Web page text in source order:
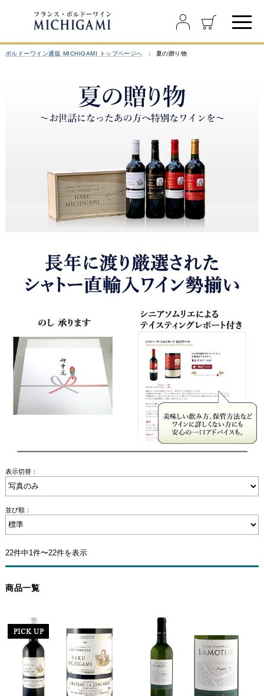
ボルドーワイン通販 MICHIGAMI トップページへ 夏の贈り物
表示切替：
並び順：
22件中1件〜22件を表示
商品一覧